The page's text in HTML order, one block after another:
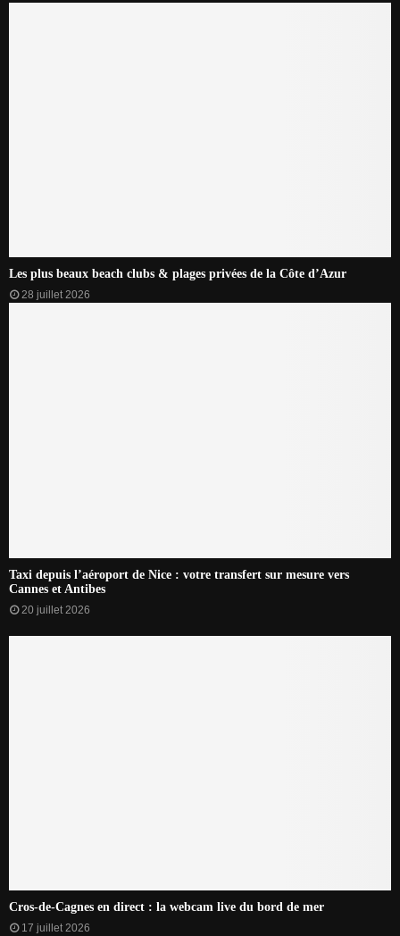
Les plus beaux beach clubs & plages privées de la Côte d’Azur
28 juillet 2026
Taxi depuis l’aéroport de Nice : votre transfert sur mesure vers
Cannes et Antibes
20 juillet 2026
Cros-de-Cagnes en direct : la webcam live du bord de mer
17 juillet 2026